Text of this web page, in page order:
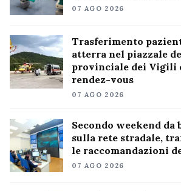
07 AGO 2026
Trasferimento
atterra nel piazzale
provinciale dei Vigili
rendez-vous
07 AGO 2026
Secondo weekend
sulla rete stradale,
le raccomandazioni
07 AGO 2026